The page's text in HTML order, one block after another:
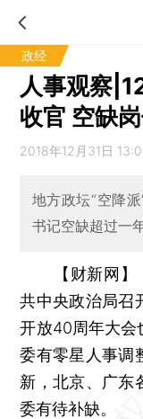
政经
人事观察
收官 空缺
2018年12月31日
地方政坛“空降
书记空缺超过一
【财新网
共中央政治局召
开放40周年大会
委有零星人事调
新，北京、广东
委有待补缺。